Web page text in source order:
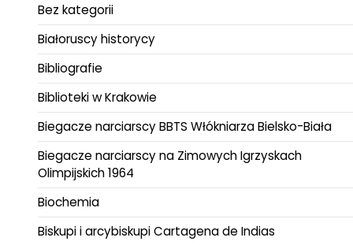
Bez kategorii
Białoruscy historycy
Bibliografie
Biblioteki w Krakowie
Biegacze narciarscy BBTS Włókniarza Bielsko-Biała
Biegacze narciarscy na Zimowych Igrzyskach
Olimpijskich 1964
Biochemia
Biskupi i arcybiskupi Cartagena de Indias